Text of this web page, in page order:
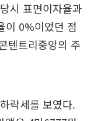
시 표면이자율과
이 0%이었던 점
텐트리중앙의 주
락세를 보였다.